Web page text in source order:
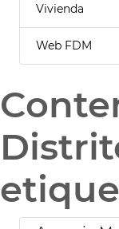
Vivienda
Web FDM